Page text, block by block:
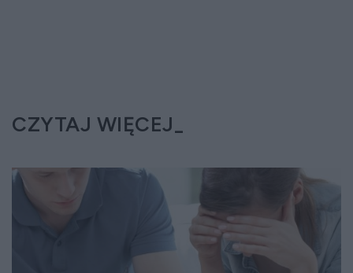
CZYTAJ WIĘCEJ